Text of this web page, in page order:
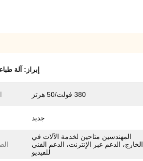
إبراز: آلة
380 فولت/50 هرتز
جديد
المهندسين متاحين لخدمة الآلات في
الخارج، الدعم عبر الإنترنت، الدعم الفني
للفيديو